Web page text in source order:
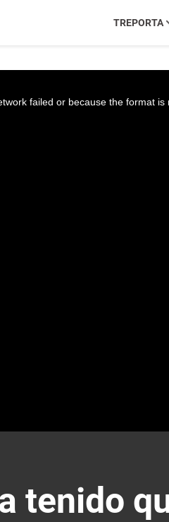
TREPORTA
failed or because the format is
tenido